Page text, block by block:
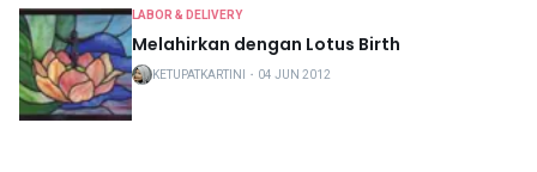
LABOR & DELIVERY
Melahirkan dengan Lotus Birth
KETUPATKARTINI ・ 04 JUN 2012